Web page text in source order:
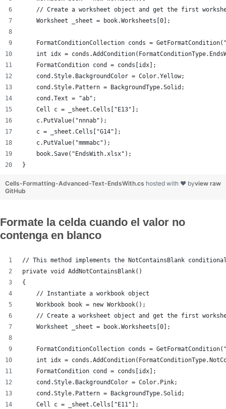
// Create a worksheet object and get the first
    Worksheet _sheet = book.Worksheets[0];
FormatConditionCollection conds =
int idx =
    FormatCondition cond = conds[idx];
    cond.Style.BackgroundColor = Color.Yellow;
    cond.Style.Pattern = BackgroundType.Solid;
    cond.Text = "ab";
    Cell c = _sheet.Cells["E13"];
    c.PutValue("nnnab");
    c = _sheet.Cells["G14"];
    c.PutValue("mmmabc");
    book.Save("EndsWith.xlsx");
}
view raw
Cells-Formatting-Advanced-Text-EndsWith.cs hosted with ❤ by
GitHub
Formate la celda cuando el valor no
contenga en blanco
// This method implements the NotContainsBlank
private void AddNotContainsBlank()
{
    // Instantiate a workbook object
    Workbook book = new Workbook();
// Create a worksheet object and get the first
    Worksheet _sheet = book.Worksheets[0];
FormatConditionCollection conds =
int idx =
    FormatCondition cond = conds[idx];
    cond.Style.BackgroundColor = Color.Pink;
    cond.Style.Pattern = BackgroundType.Solid;
    Cell c = _sheet.Cells["E11"];